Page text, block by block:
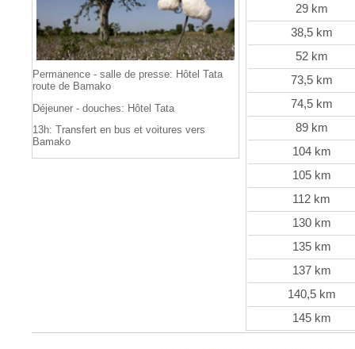
29 km
38,5 km
52 km
73,5 km
74,5 km
89 km
104 km
105 km
112 km
130 km
135 km
137 km
140,5 km
145 km
Permanence - salle de presse: Hôtel Tata
route de Bamako
Déjeuner - douches: Hôtel Tata
13h: Transfert en bus et voitures vers
Bamako